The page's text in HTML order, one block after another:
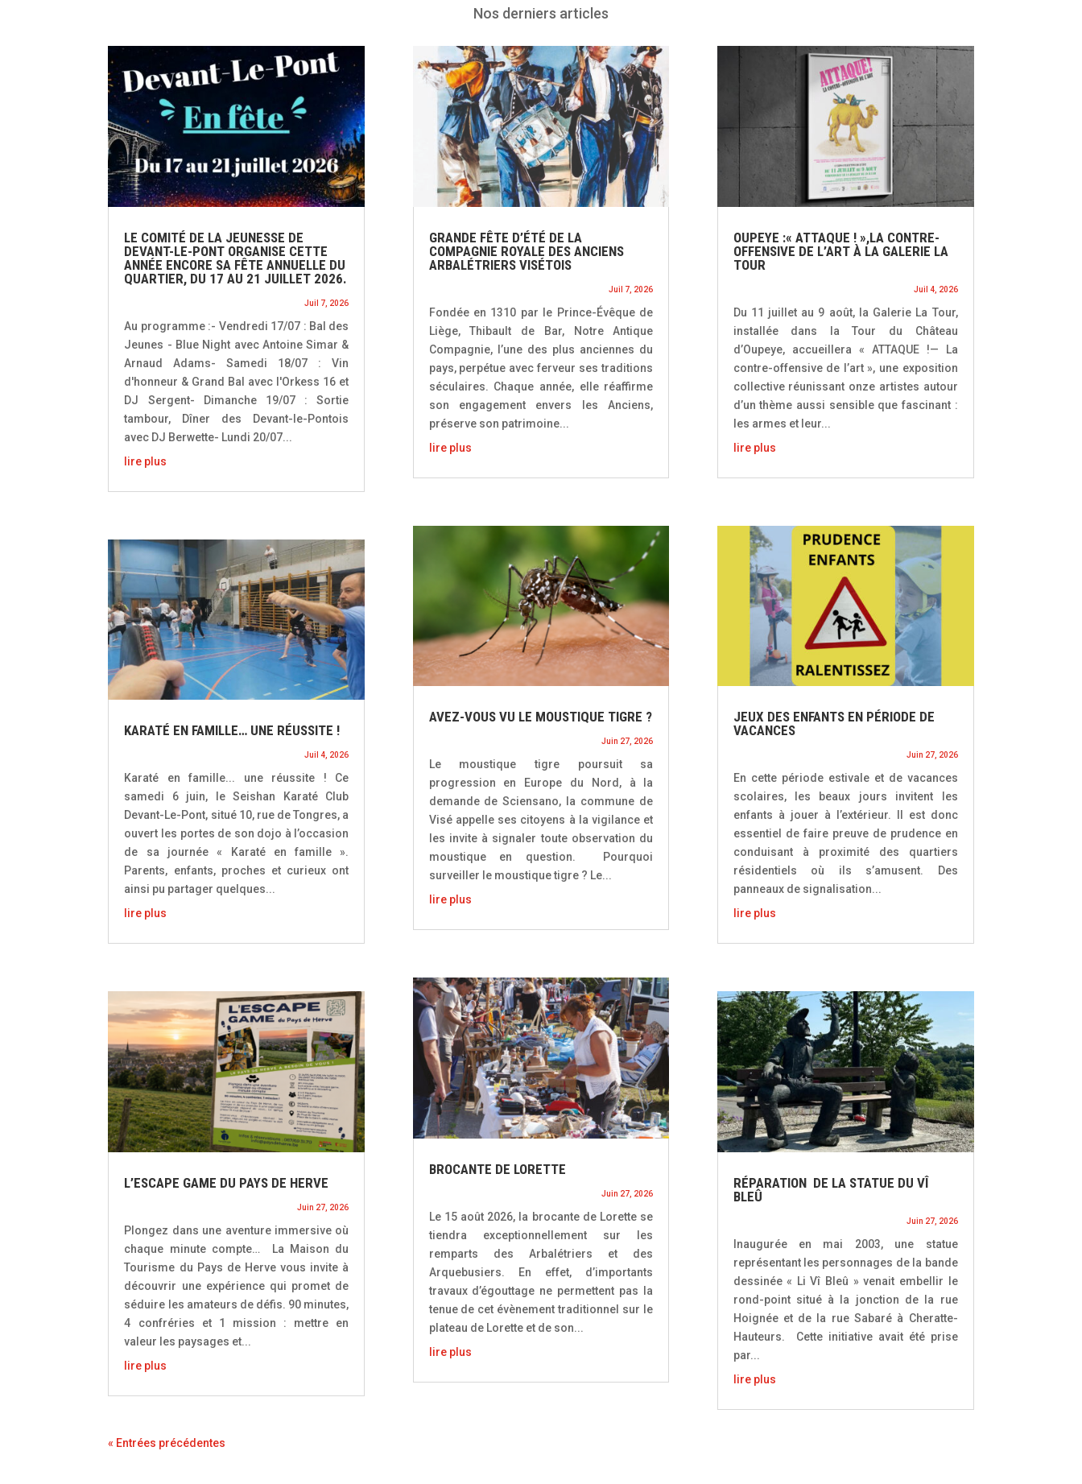
Nos derniers articles
LE COMITÉ DE LA JEUNESSE DE
DEVANT-LE-PONT ORGANISE CETTE
ANNÉE ENCORE SA FÊTE ANNUELLE DU
QUARTIER, DU 17 AU 21 JUILLET 2026.
Juil 7, 2026
Au programme :- Vendredi 17/07 : Bal des
Jeunes - Blue Night avec Antoine Simar &
Arnaud Adams- Samedi 18/07 : Vin
d'honneur & Grand Bal avec l'Orkess 16 et
DJ Sergent- Dimanche 19/07 : Sortie
tambour, Dîner des Devant-le-Pontois
avec DJ Berwette- Lundi 20/07...
lire plus
KARATÉ EN FAMILLE… UNE RÉUSSITE !
Juil 4, 2026
Karaté en famille... une réussite ! Ce
samedi 6 juin, le Seishan Karaté Club
Devant-Le-Pont, situé 10, rue de Tongres, a
ouvert les portes de son dojo à l’occasion
de sa journée « Karaté en famille ».
Parents, enfants, proches et curieux ont
ainsi pu partager quelques...
lire plus
L’ESCAPE GAME DU PAYS DE HERVE
Juin 27, 2026
Plongez dans une aventure immersive où
chaque minute compte… La Maison du
Tourisme du Pays de Herve vous invite à
découvrir une expérience qui promet de
séduire les amateurs de défis. 90 minutes,
4 confréries et 1 mission : mettre en
valeur les paysages et...
lire plus
GRANDE FÊTE D’ÉTÉ DE LA
COMPAGNIE ROYALE DES ANCIENS
ARBALÉTRIERS VISÉTOIS
Juil 7, 2026
Fondée en 1310 par le Prince-Évêque de
Liège, Thibault de Bar, Notre Antique
Compagnie, l’une des plus anciennes du
pays, perpétue avec ferveur ses traditions
séculaires. Chaque année, elle réaffirme
son engagement envers les Anciens,
préserve son patrimoine...
lire plus
AVEZ-VOUS VU LE MOUSTIQUE TIGRE ?
Juin 27, 2026
Le moustique tigre poursuit sa
progression en Europe du Nord, à la
demande de Sciensano, la commune de
Visé appelle ses citoyens à la vigilance et
les invite à signaler toute observation du
moustique en question. Pourquoi
surveiller le moustique tigre ? Le...
lire plus
BROCANTE DE LORETTE
Juin 27, 2026
Le 15 août 2026, la brocante de Lorette se
tiendra exceptionnellement sur les
remparts des Arbalétriers et des
Arquebusiers. En effet, d’importants
travaux d’égouttage ne permettent pas la
tenue de cet évènement traditionnel sur le
plateau de Lorette et de son...
lire plus
OUPEYE :« ATTAQUE ! »,LA CONTRE-
OFFENSIVE DE L’ART À LA GALERIE LA
TOUR
Juil 4, 2026
Du 11 juillet au 9 août, la Galerie La Tour,
installée dans la Tour du Château
d’Oupeye, accueillera « ATTAQUE !— La
contre-offensive de l’art », une exposition
collective réunissant onze artistes autour
d’un thème aussi sensible que fascinant :
les armes et leur...
lire plus
JEUX DES ENFANTS EN PÉRIODE DE
VACANCES
Juin 27, 2026
En cette période estivale et de vacances
scolaires, les beaux jours invitent les
enfants à jouer à l’extérieur. Il est donc
essentiel de faire preuve de prudence en
conduisant à proximité des quartiers
résidentiels où ils s’amusent. Des
panneaux de signalisation...
lire plus
RÉPARATION DE LA STATUE DU VÎ
BLEÛ
Juin 27, 2026
Inaugurée en mai 2003, une statue
représentant les personnages de la bande
dessinée « Li Vî Bleû » venait embellir le
rond-point situé à la jonction de la rue
Hoignée et de la rue Sabaré à Cheratte-
Hauteurs. Cette initiative avait été prise
par...
lire plus
« Entrées précédentes